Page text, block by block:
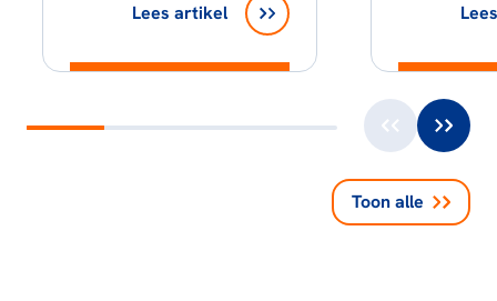
Lees artikel
Toon alle